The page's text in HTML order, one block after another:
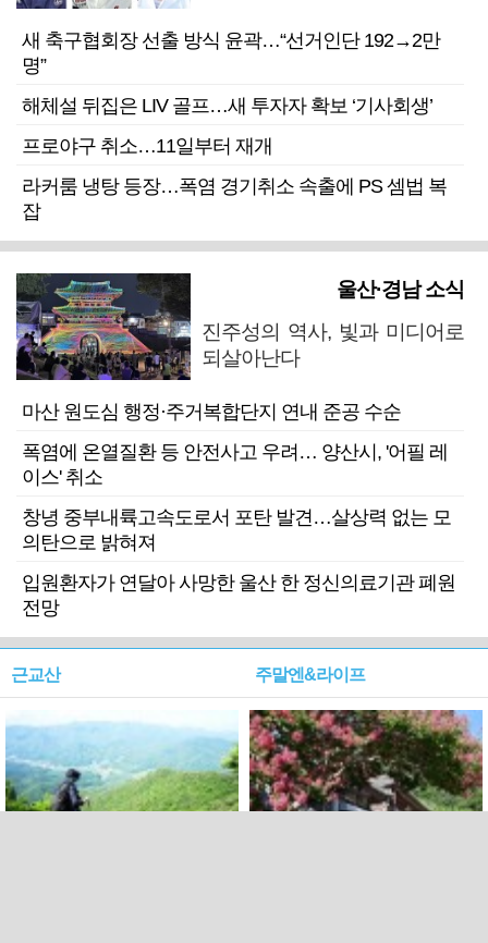
새 축구협회장 선출 방식 윤곽…“선거인단 192→2만
명”
해체설 뒤집은 LIV 골프…새 투자자 확보 ‘기사회생’
프로야구 취소…11일부터 재개
라커룸 냉탕 등장…폭염 경기취소 속출에 PS 셈법 복
잡
울산·경남 소식
진주성의 역사, 빛과 미디어로
되살아난다
마산 원도심 행정·주거복합단지 연내 준공 수순
폭염에 온열질환 등 안전사고 우려… 양산시, '어필 레
이스' 취소
창녕 중부내륙고속도로서 포탄 발견…살상력 없는 모
의탄으로 밝혀져
입원환자가 연달아 사망한 울산 한 정신의료기관 폐원
전망
근교산 주말엔&라이프